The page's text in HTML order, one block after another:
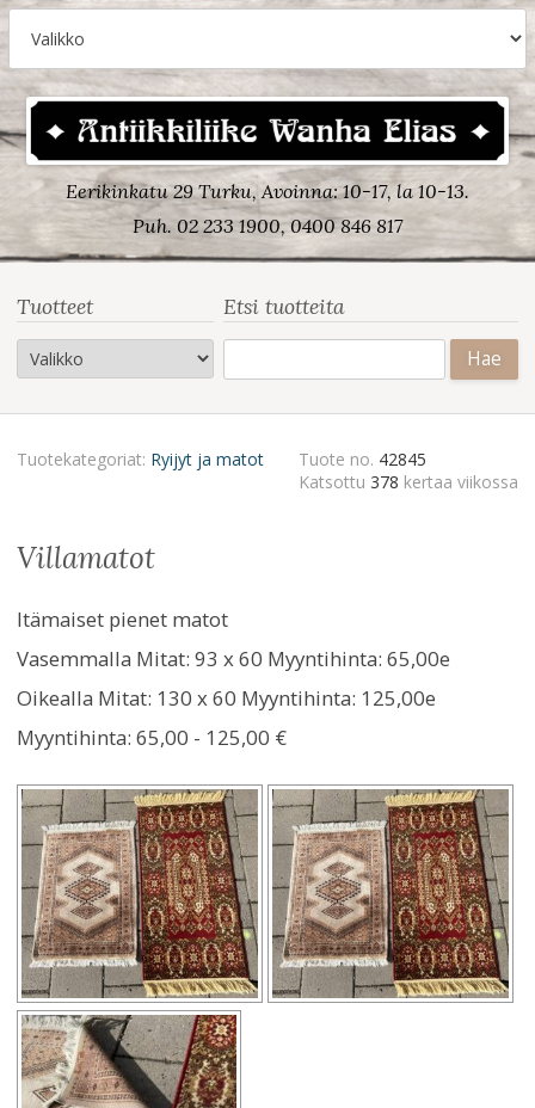
Eerikinkatu 29 Turku, Avoinna: 10-17, la 10-13.
Puh. 02 233 1900, 0400 846 817
Tuotteet Etsi tuotteita
Tuotekategoriat: Ryijyt ja matot Tuote no. 42845
Katsottu 378 kertaa viikossa
villamatot
Itämaiset pienet matot
Vasemmalla Mitat: 93 x 60 Myyntihinta: 65,00e
Oikealla Mitat: 130 x 60 Myyntihinta: 125,00e
Myyntihinta: 65,00 - 125,00 €